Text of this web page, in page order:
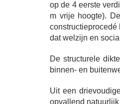
op de 4 eerste
m vrije hoogte).
dat welzijn en
De structurele
binnen- en
Uit een
opvallend